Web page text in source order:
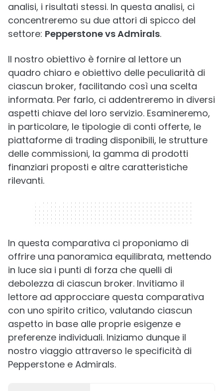
analisi, i risultati stessi. In questa analisi, ci
concentreremo su due attori di spicco del
settore: Pepperstone vs Admirals.
Il nostro obiettivo è fornire al lettore un
quadro chiaro e obiettivo delle peculiarità di
ciascun broker, facilitando così una scelta
informata. Per farlo, ci addentreremo in diversi
aspetti chiave del loro servizio. Esamineremo,
in particolare, le tipologie di conti offerte, le
piattaforme di trading disponibili, le strutture
delle commissioni, la gamma di prodotti
finanziari proposti e altre caratteristiche
rilevanti.
320 x 50
In questa comparativa ci proponiamo di
offrire una panoramica equilibrata, mettendo
in luce sia i punti di forza che quelli di
debolezza di ciascun broker. Invitiamo il
lettore ad approcciare questa comparativa
con uno spirito critico, valutando ciascun
aspetto in base alle proprie esigenze e
preferenze individuali. Iniziamo dunque il
nostro viaggio attraverso le specificità di
Pepperstone e Admirals.